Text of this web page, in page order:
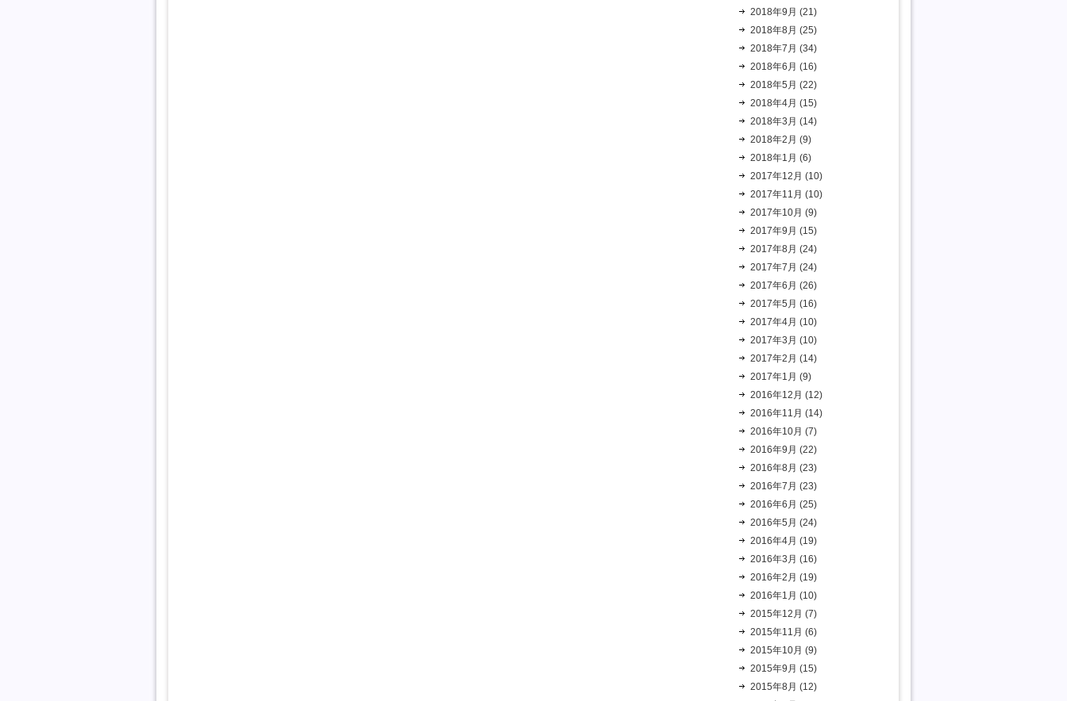
2018年9月 (21)
2018年8月 (25)
2018年7月 (34)
2018年6月 (16)
2018年5月 (22)
2018年4月 (15)
2018年3月 (14)
2018年2月 (9)
2018年1月 (6)
2017年12月 (10)
2017年11月 (10)
2017年10月 (9)
2017年9月 (15)
2017年8月 (24)
2017年7月 (24)
2017年6月 (26)
2017年5月 (16)
2017年4月 (10)
2017年3月 (10)
2017年2月 (14)
2017年1月 (9)
2016年12月 (12)
2016年11月 (14)
2016年10月 (7)
2016年9月 (22)
2016年8月 (23)
2016年7月 (23)
2016年6月 (25)
2016年5月 (24)
2016年4月 (19)
2016年3月 (16)
2016年2月 (19)
2016年1月 (10)
2015年12月 (7)
2015年11月 (6)
2015年10月 (9)
2015年9月 (15)
2015年8月 (12)